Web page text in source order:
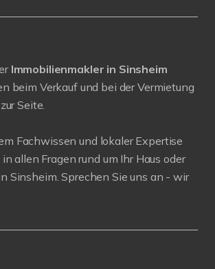
Immobilienmakler in Sinsheim
beim Verkauf und bei der Vermietung
Seite.
Fachwissen und lokaler Expertise
allen Fragen rund um Ihr Haus oder
Sinsheim. Sprechen Sie uns an - wir